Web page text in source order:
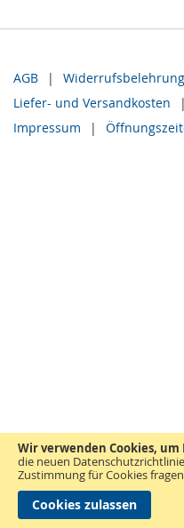
Wir verwenden Cookies,
die neuen
Zustimmung für Cookies
Cookies zulassen
AGB Widerrufsbelehrung
Liefer- und Versandkosten
Impressum